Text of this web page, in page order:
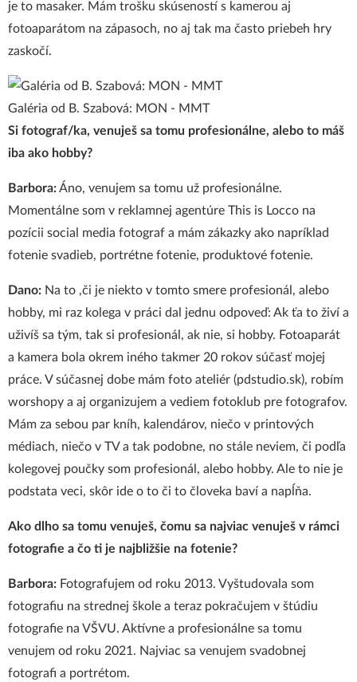
je to masaker. Mám trošku skúseností s kamerou aj
fotoaparátom na zápasoch, no aj tak ma často priebeh hry
zaskočí.
Galéria od B. Szabová: MON - MMT
Si fotograf/ka, venuješ sa tomu profesionálne, alebo to máš
iba ako hobby?
Barbora:Áno, venujem sa tomu už profesionálne.
Momentálne som v reklamnej agentúre This is Locco na
pozícii social media fotograf a mám zákazky ako napríklad
fotenie svadieb, portrétne fotenie, produktové fotenie.
Dano: Na to ,či je niekto v tomto smere profesionál, alebo
hobby, mi raz kolega v práci dal jednu odpoveď: Ak ťa to živí a
uživíš sa tým, tak si profesionál, ak nie, si hobby. Fotoaparát
a kamera bola okrem iného takmer 20 rokov súčasť mojej
práce. V súčasnej dobe mám foto ateliér (pdstudio.sk), robím
worshopy a aj organizujem a vediem fotoklub pre fotografov.
Mám za sebou par kníh, kalendárov, niečo v printových
médiach, niečo v TV a tak podobne, no stále neviem, či podľa
kolegovej poučky som profesionál, alebo hobby. Ale to nie je
podstata veci, skôr ide o to či to človeka baví a napĺňa.
Ako dlho sa tomu venuješ, čomu sa najviac venuješ v rámci
fotografie a čo ti je najbližšie na fotenie?
Barbora: Fotografujem od roku 2013. Vyštudovala som
fotografiu na strednej škole a teraz pokračujem v štúdiu
fotografie na VŠVU. Aktívne a profesionálne sa tomu
venujem od roku 2021. Najviac sa venujem svadobnej
fotografi a portrétom.